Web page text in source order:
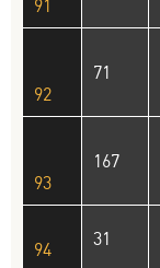
91
92
71
93
167
94 31